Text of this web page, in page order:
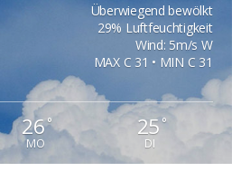
Überwiegend bewölkt
29% Luftfeuchtigkeit
Wind: 5m/s W
MAX C 31 • MIN C 31
26°
MO
25°
DI